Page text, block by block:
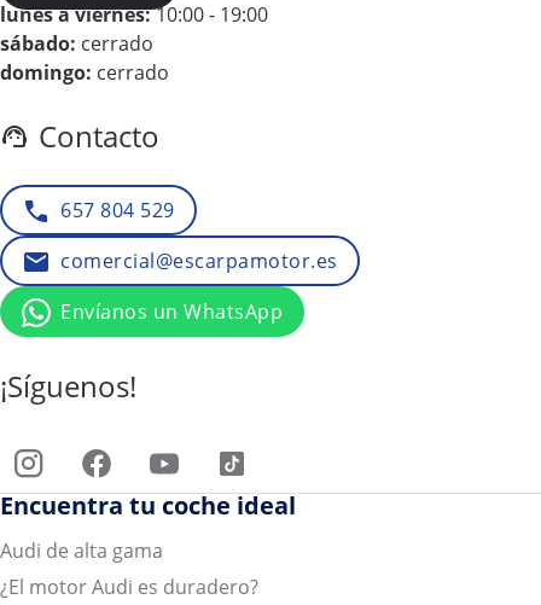
lunes a viernes:10:00 - 19:00
sábado: cerrado
domingo: cerrado
Contacto
657 804 529
comercial@escarpamotor.es
Envíanos un WhatsApp
¡Síguenos!
Encuentra tu coche ideal
Audi de alta gama
¿El motor Audi es duradero?